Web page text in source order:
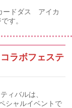
ードダス アイカ
す。
ラボフェステ
ィバルは、
シャルイベントで